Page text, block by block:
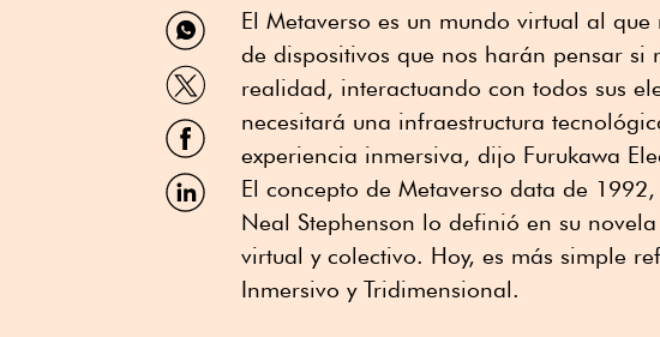
Compartir
por
WhatsApp
Compartir
por
Twitter
Compartir
por
Facebook
Compartir
por
El Metaverso es un mundo virtual al
de dispositivos que nos harán pensar si
realidad, interactuando con todos sus
necesitará una infraestructura
experiencia inmersiva, dijo Furukawa
El concepto de Metaverso data de
Neal Stephenson lo definió en su
virtual y colectivo. Hoy, es más simple
Inmersivo y Tridimensional.